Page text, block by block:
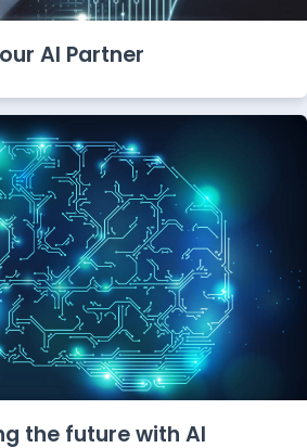
AI Partner
the future with AI